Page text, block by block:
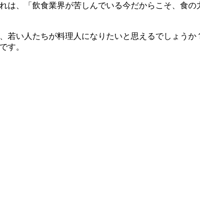
は、「飲食業界が苦しんでいる今だからこそ、食
若い人たちが料理人になりたいと思えるでしょう
す。